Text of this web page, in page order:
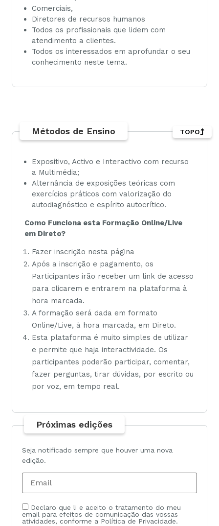
Comerciais,
Diretores de recursos humanos
Todos os profissionais que lidem com
atendimento a clientes.
Todos os interessados em aprofundar o seu
conhecimento neste tema.
Métodos de Ensino
Expositivo, Activo e Interactivo com recurso
a Multimédia;
Alternância de exposições teóricas com
exercícios práticos com valorização do
autodiagnóstico e espírito autocrítico.
Como Funciona esta Formação Online/Live
em Direto?
Fazer inscrição nesta página
Após a inscrição e pagamento, os
Participantes irão receber um link de acesso
para clicarem e entrarem na plataforma à
hora marcada.
A formação será dada em formato
Online/Live, à hora marcada, em Direto.
Esta plataforma é muito simples de utilizar
e permite que haja interactividade. Os
participantes poderão participar, comentar,
fazer perguntas, tirar dúvidas, por escrito ou
por voz, em tempo real.
TOPO
Próximas edições
Seja notificado sempre que houver uma nova
edição.
Declaro que li e aceito o tratamento do meu
email para efeitos de comunicação das vossas
atividades, conforme a Política de Privacidade.